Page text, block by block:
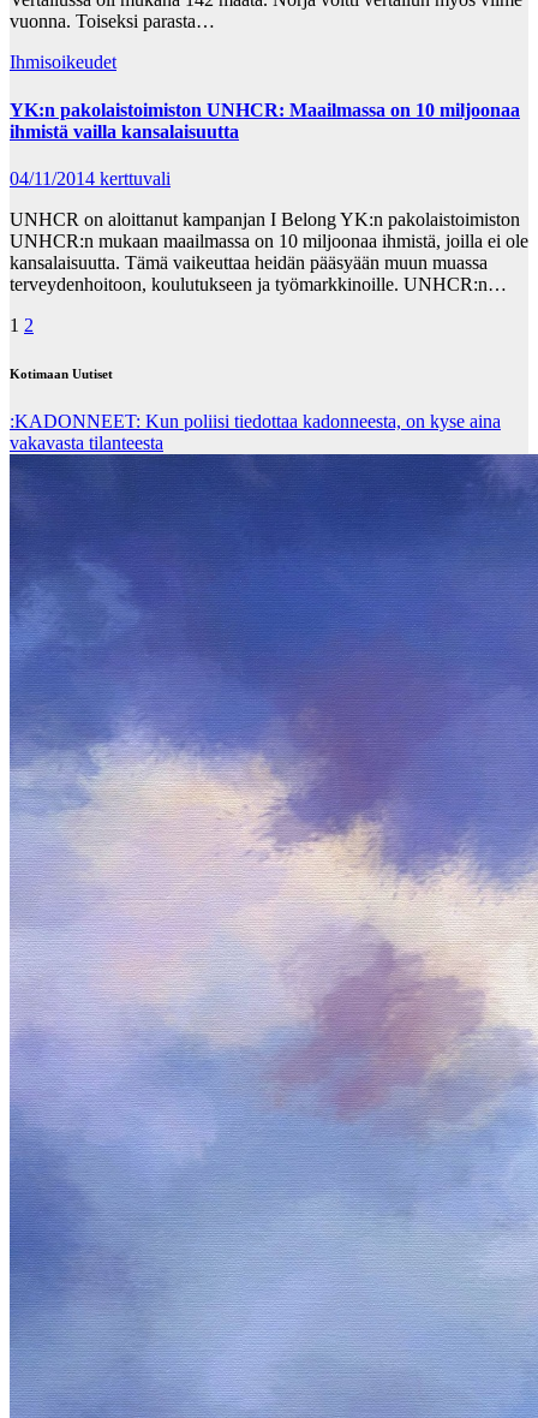
vuonna. Toiseksi parasta…
Ihmisoikeudet
YK:n pakolaistoimiston UNHCR: Maailmassa on 10 miljoonaa
ihmistä vailla kansalaisuutta
04/11/2014 kerttuvali
UNHCR on aloittanut kampanjan I Belong YK:n pakolaistoimiston
UNHCR:n mukaan maailmassa on 10 miljoonaa ihmistä, joilla ei ole
kansalaisuutta. Tämä vaikeuttaa heidän pääsyään muun muassa
terveydenhoitoon, koulutukseen ja työmarkkinoille. UNHCR:n…
Posts
pagination
1 2
Kotimaan Uutiset
:KADONNEET: Kun poliisi tiedottaa kadonneesta, on kyse aina
vakavasta tilanteesta